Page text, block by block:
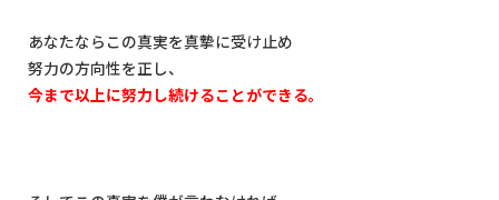
あなたならこの真実を真摯に受け止め
努力の方向性を正し、
今まで以上に努力し続けることができる。